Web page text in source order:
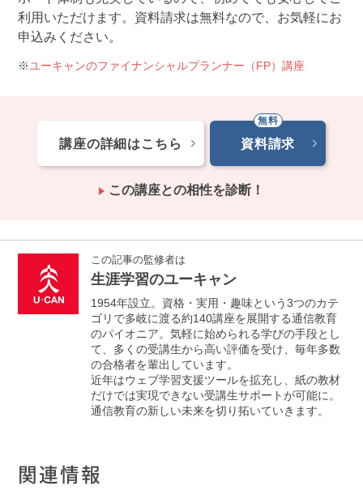
利用いただけます。資料請求は無料なので、お気軽にお
申込みください。
ユーキャンのファイナンシャルプランナー（FP）講座
講座の詳細はこちら 資料請求
この講座との相性を診断！
この記事の監修者は
生涯学習のユーキャン
1954年設立。資格・実用・趣味という3つのカテ
ゴリで多岐に渡る約140講座を展開する通信教育
のパイオニア。気軽に始められる学びの手段とし
て、多くの受講生から高い評価を受け、毎年多数
の合格者を輩出しています。
近年はウェブ学習支援ツールを拡充し、紙の教材
だけでは実現できない受講生サポートが可能に。
通信教育の新しい未来を切り拓いていきます。
関連情報